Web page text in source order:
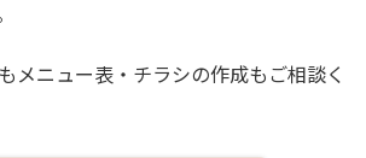
メニュー表・チラシの作成もご相談く